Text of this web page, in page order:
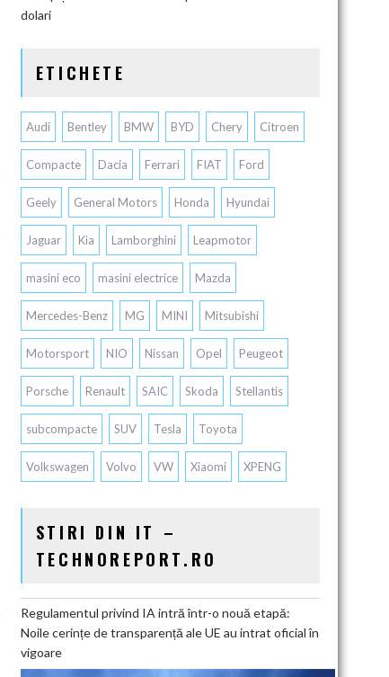
dolari
ETICHETE
Audi Bentley BMW BYD Chery Citroen
Compacte Dacia Ferrari FIAT Ford
Geely General Motors Honda Hyundai
Jaguar Kia Lamborghini Leapmotor
masini eco masini electrice Mazda
Mercedes-Benz MG MINI Mitsubishi
Motorsport NIO Nissan Opel Peugeot
Porsche Renault SAIC Skoda Stellantis
subcompacte SUV Tesla Toyota
Volkswagen Volvo VW Xiaomi XPENG
STIRI DIN IT –
TECHNOREPORT.RO
Regulamentul privind IA intră într-o nouă etapă:
Noile cerințe de transparență ale UE au intrat oficial în
vigoare